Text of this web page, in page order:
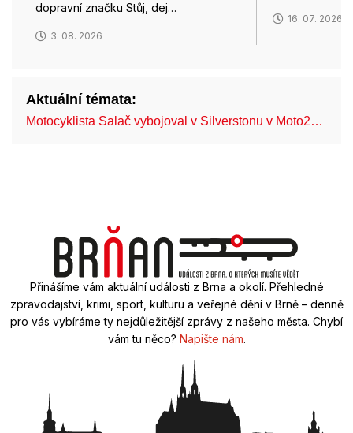
dopravní značku Stůj, dej…
3. 08. 2026
16. 07. 2026
Aktuální témata:
Motocyklista Salač vybojoval v Silverstonu v Moto2…
Přinášíme vám aktuální události z Brna a okolí. Přehledné
zpravodajství, krimi, sport, kulturu a veřejné dění v Brně – denně
pro vás vybíráme ty nejdůležitější zprávy z našeho města. Chybí
vám tu něco? Napište nám.